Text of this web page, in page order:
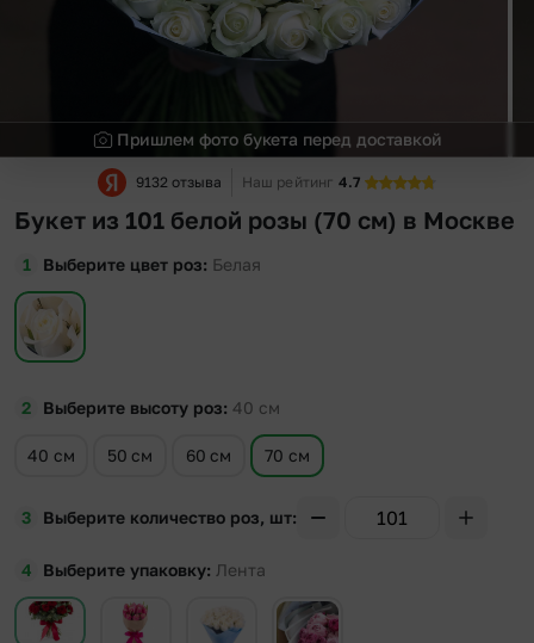
Пришлем фото букета перед доставкой
9132 отзыва Наш рейтинг 4.7
Букет из 101 белой розы (70 см) в Москве
Выберите цвет роз Белая
Выберите высоту роз 40 см
40 см 50 см 60 см 70 см
Выберите количество роз, шт
Выберите упаковку Лента